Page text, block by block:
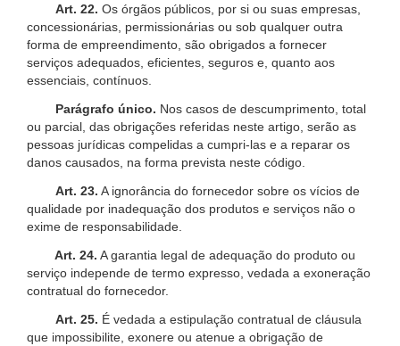
Art. 22. Os órgãos públicos, por si ou suas empresas,
concessionárias, permissionárias ou sob qualquer outra
forma de empreendimento, são obrigados a fornecer
serviços adequados, eficientes, seguros e, quanto aos
essenciais, contínuos.
Parágrafo único. Nos casos de descumprimento, total
ou parcial, das obrigações referidas neste artigo, serão as
pessoas jurídicas compelidas a cumpri-las e a reparar os
danos causados, na forma prevista neste código.
Art. 23. A ignorância do fornecedor sobre os vícios de
qualidade por inadequação dos produtos e serviços não o
exime de responsabilidade.
Art. 24. A garantia legal de adequação do produto ou
serviço independe de termo expresso, vedada a exoneração
contratual do fornecedor.
Art. 25. É vedada a estipulação contratual de cláusula
que impossibilite, exonere ou atenue a obrigação de